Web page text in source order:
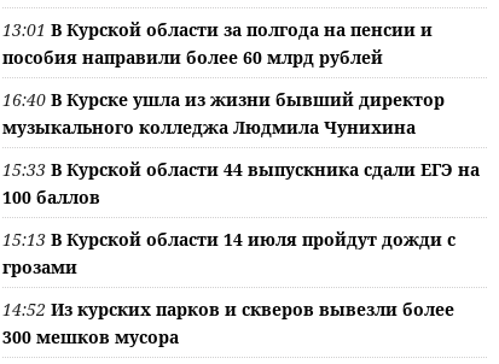
13:01 В Курской области за полгода на пенсии и
пособия направили более 60 млрд рублей
16:40 В Курске ушла из жизни бывший директор
музыкального колледжа Людмила Чунихина
15:33 В Курской области 44 выпускника сдали ЕГЭ на
100 баллов
15:13 В Курской области 14 июля пройдут дожди с
грозами
14:52 Из курских парков и скверов вывезли более
300 мешков мусора